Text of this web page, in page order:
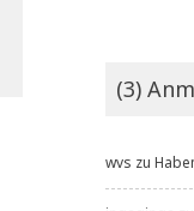
(3)
wvs zu